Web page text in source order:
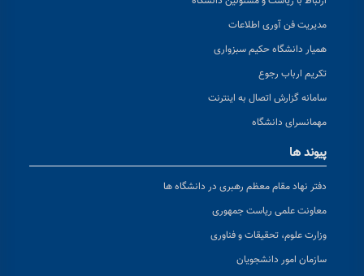
مدیریت فن آوری اطلاعات
همیار دانشگاه حکیم سبزواری
تکریم ارباب رجوع
سامانه گزارش اتصال به اینترنت
مهمانسرای دانشگاه
پیوند ها
دفتر نهاد مقام معظم رهبری در دانشگاه ها
معاونت علمی ریاست جمهوری
وزارت علوم، تحقیقات و فناوری
سازمان امور دانشجویان